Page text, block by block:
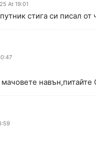
At 19:01
стига си писал
мачовете